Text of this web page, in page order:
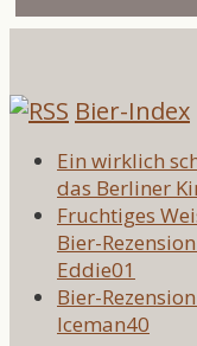
Bier-Index
Ein wirklich
das Berliner
Fruchtiges
Bier-
Eddie01
Bier-
Iceman40